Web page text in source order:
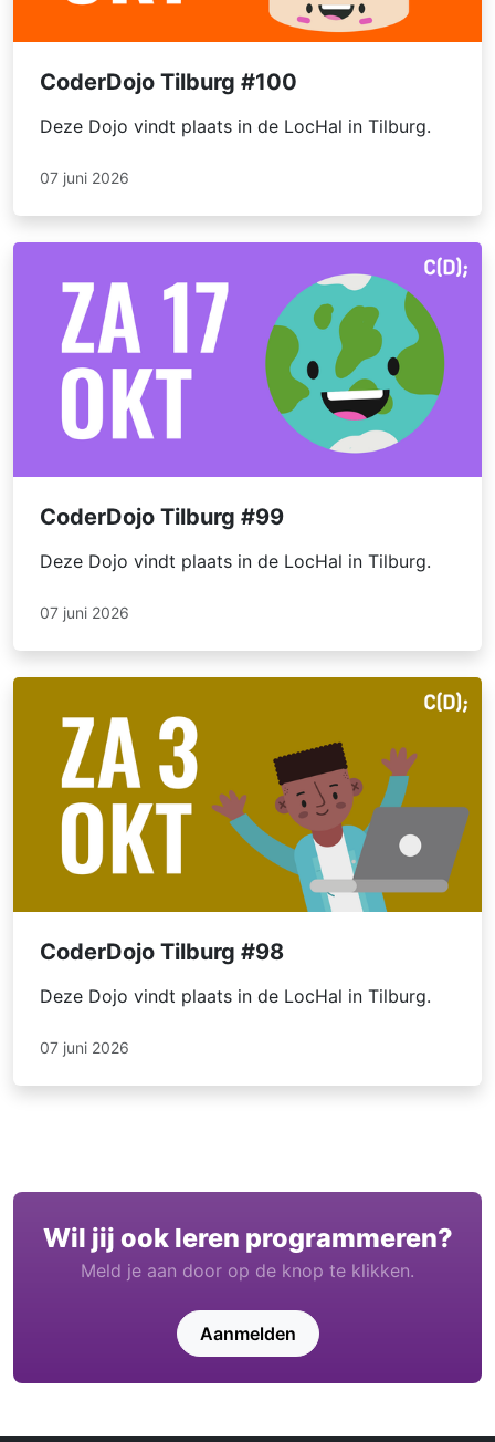
CoderDojo Tilburg #100
Deze Dojo vindt plaats in de LocHal in Tilburg.
07 juni 2026
CoderDojo Tilburg #99
Deze Dojo vindt plaats in de LocHal in Tilburg.
07 juni 2026
CoderDojo Tilburg #98
Deze Dojo vindt plaats in de LocHal in Tilburg.
07 juni 2026
Wil jij ook leren programmeren?
Meld je aan door op de knop te klikken.
Aanmelden